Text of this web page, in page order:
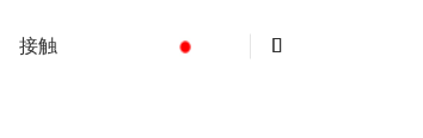
接触